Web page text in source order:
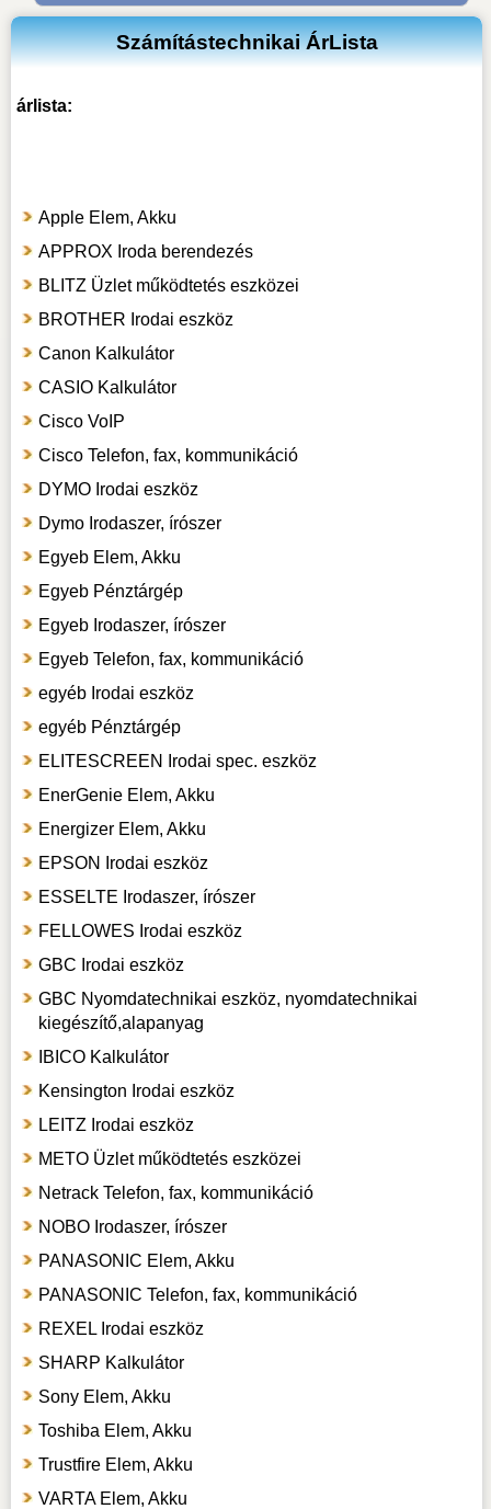
Számítástechnikai ÁrLista
árlista:
Apple Elem, Akku
APPROX Iroda berendezés
BLITZ Üzlet működtetés eszközei
BROTHER Irodai eszköz
Canon Kalkulátor
CASIO Kalkulátor
Cisco VoIP
Cisco Telefon, fax, kommunikáció
DYMO Irodai eszköz
Dymo Irodaszer, írószer
Egyeb Elem, Akku
Egyeb Pénztárgép
Egyeb Irodaszer, írószer
Egyeb Telefon, fax, kommunikáció
egyéb Irodai eszköz
egyéb Pénztárgép
ELITESCREEN Irodai spec. eszköz
EnerGenie Elem, Akku
Energizer Elem, Akku
EPSON Irodai eszköz
ESSELTE Irodaszer, írószer
FELLOWES Irodai eszköz
GBC Irodai eszköz
GBC Nyomdatechnikai eszköz, nyomdatechnikai
kiegészítő,alapanyag
IBICO Kalkulátor
Kensington Irodai eszköz
LEITZ Irodai eszköz
METO Üzlet működtetés eszközei
Netrack Telefon, fax, kommunikáció
NOBO Irodaszer, írószer
PANASONIC Elem, Akku
PANASONIC Telefon, fax, kommunikáció
REXEL Irodai eszköz
SHARP Kalkulátor
Sony Elem, Akku
Toshiba Elem, Akku
Trustfire Elem, Akku
VARTA Elem, Akku